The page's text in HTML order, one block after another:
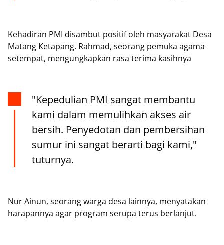
Kehadiran PMI disambut positif oleh masyarakat Desa
Matang Ketapang. Rahmad, seorang pemuka agama
setempat, mengungkapkan rasa terima kasihnya
"Kepedulian PMI sangat membantu
kami dalam memulihkan akses air
bersih. Penyedotan dan pembersihan
sumur ini sangat berarti bagi kami,"
tuturnya.
Nur Ainun, seorang warga desa lainnya, menyatakan
harapannya agar program serupa terus berlanjut.